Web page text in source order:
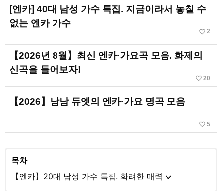
[엔카] 40대 남성 가수 특집. 지금이라서 놓칠 수
없는 엔카 가수
favorite_border 2
【2026년 8월】최신 엔카·가요곡 모음. 화제의
신곡을 들어보자!
favorite_border 20
【2026】남남 듀엣의 엔카·가요 명곡 모음
favorite_border 5
목차
【엔카】20대 남성 가수 특집. 화려한 매력 expand_more